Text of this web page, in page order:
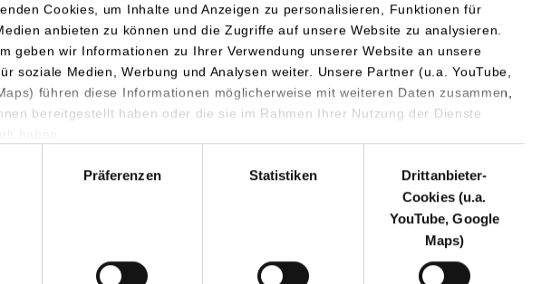
Cookies, um Inhalte und Anzeigen zu personalisieren, Funktionen für
anbieten zu können und die Zugriffe auf unsere Website zu analysieren.
geben wir Informationen zu Ihrer Verwendung unserer Website an unsere
soziale Medien, Werbung und Analysen weiter. Unsere Partner (u.a. YouTube,
führen diese Informationen möglicherweise mit weiteren Daten zusammen,
bereitgestellt haben oder die sie im Rahmen Ihrer Nutzung der Dienste
Präferenzen Statistiken
Drittanbieter-
Cookies (u.a.
YouTube, Google
Maps)
eines wissenschaftlichen Artikels (PDF)
kommentierte Präsentation ist NICHT zulässig.
der Ausarbeitung
ist die wissenschaftliche Dokumentation der wichtigsten Inhalte und Ergebnisse
ehrenwörtliche Erklärung, dass die Arbeit selbständig verfasst wurde, muss
Reflexion Teil A und B der Praxisphase
muss ebenfalls unterschrieben (eingescannt